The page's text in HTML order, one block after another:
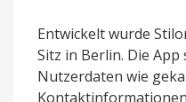
Entwickelt wurde
Sitz in Berlin. Die
Nutzerdaten wie